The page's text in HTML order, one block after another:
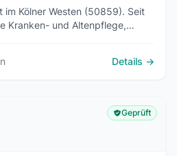
im Kölner Westen (50859). Seit
Kranken- und Altenpflege,
Details →
Geprüft